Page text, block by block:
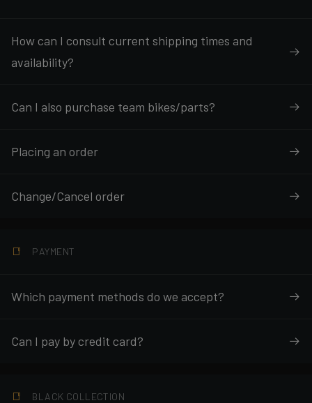
How can I consult current shipping times and
availability?
Can I also purchase team bikes/parts?
Placing an order
Change/Cancel order
PAYMENT
Which payment methods do we accept?
Can I pay by credit card?
BLACK COLLECTION